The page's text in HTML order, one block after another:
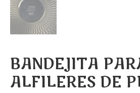
BANDEJITA
ALFILERES DE